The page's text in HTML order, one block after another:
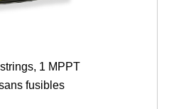
1 MPPT
fusibles